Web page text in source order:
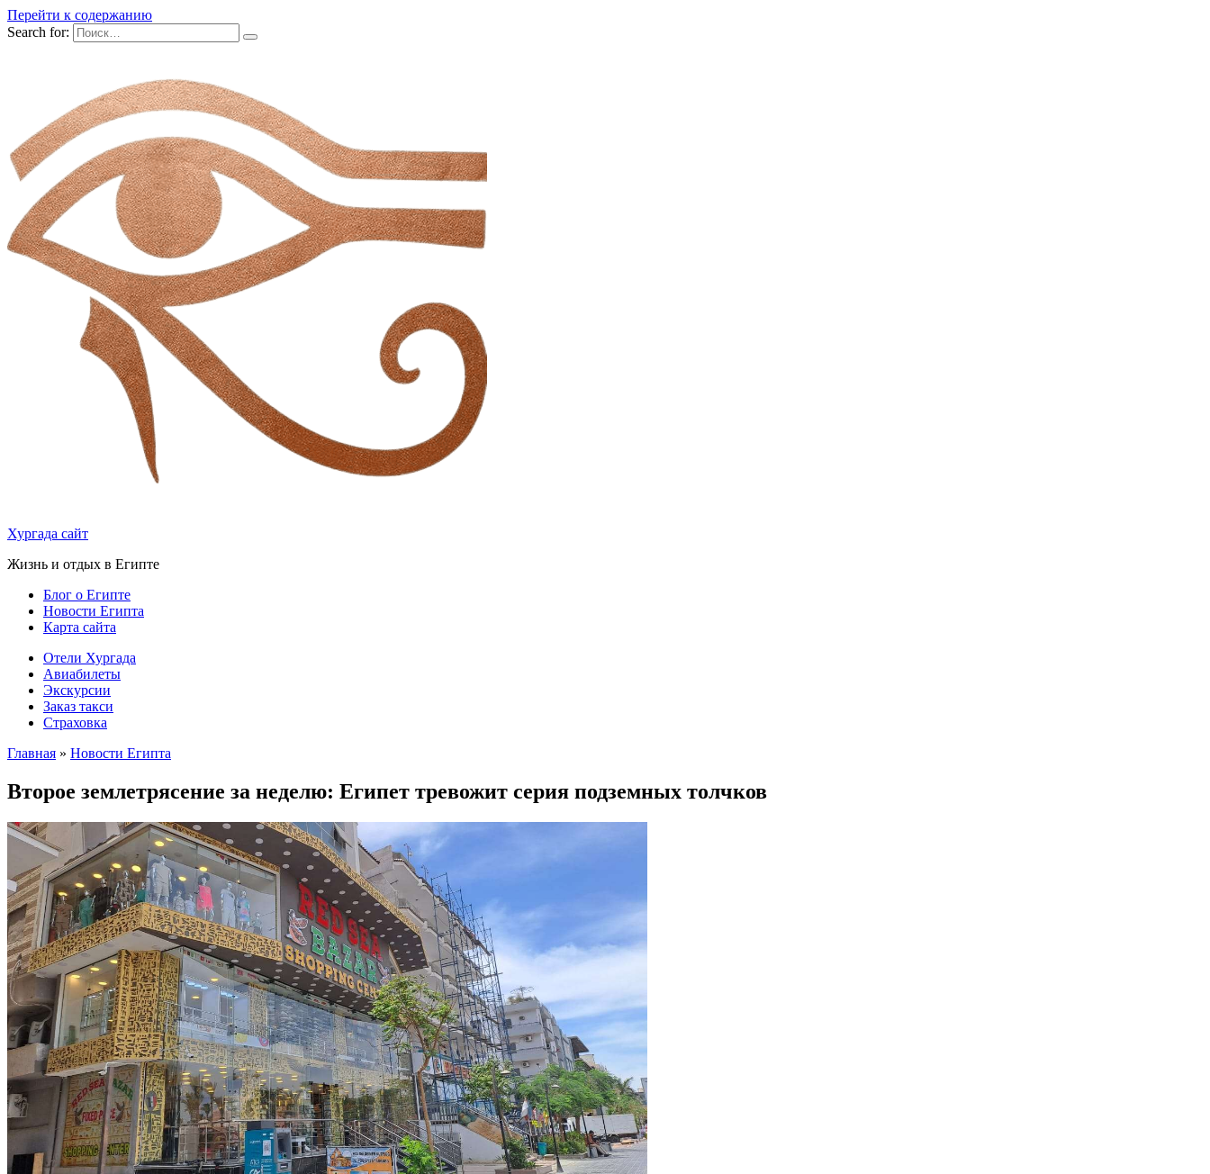
Перейти к содержанию
Search for:
Хургада сайт
Жизнь и отдых в Египте
Блог о Египте
Новости Египта
Карта сайта
Отели Хургада
Авиабилеты
Экскурсии
Заказ такси
Страховка
Главная » Новости Египта
Второе землетрясение за неделю: Египет тревожит серия подземных толчков